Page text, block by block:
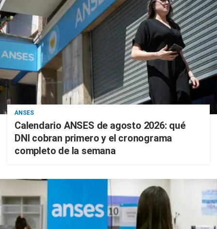
ANSES
Calendario ANSES de agosto 2026: qué
DNI cobran primero y el cronograma
completo de la semana